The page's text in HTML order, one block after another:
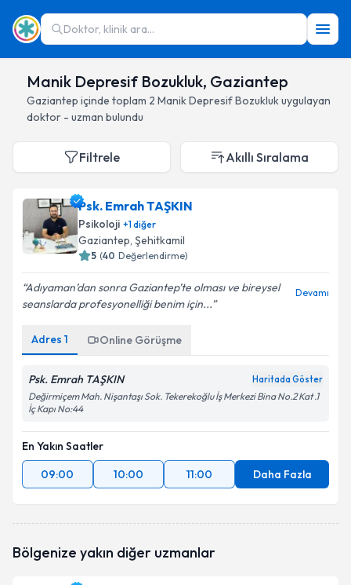
Doktor, klinik ara...
Manik Depresif Bozukluk, Gaziantep
Gaziantep içinde toplam 2 Manik Depresif Bozuklukuygulayan
doktor - uzman bulundu
Filtrele Akıllı Sıralama
Psk. Emrah TAŞKIN
Psikoloji +1diğer
Gaziantep, Şehitkamil
5 (40 Değerlendirme)
Adıyaman’dan sonra Gaziantep’te olması ve bireysel
seanslarda profesyonelliği benim için...
Devamı
Adres 1 Online Görüşme
Psk. Emrah TAŞKIN Haritada Göster
Değirmiçem Mah. Nişantaşı Sok. Tekerekoğlu İş Merkezi Bina No.2 Kat .1
İç Kapı No:44
En Yakın Saatler
09:00
10:00 11:00 Daha Fazla
Bölgenize yakın diğer uzmanlar